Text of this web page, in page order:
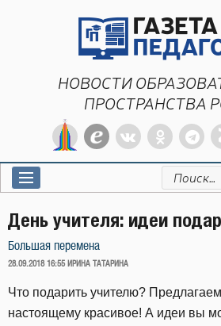
НОВОСТИ
ПРОСТРАНСТВА
Искать:
День учителя: идеи
Большая перемена
ОПУБЛИКОВАНО
28.09.2018 16:55 ИРИНА ТАТАРИНА
Что подарить учителю?
настоящему красивое! А идеи вы